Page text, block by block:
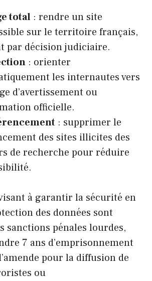
total : rendre un site
sur le territoire français,
par décision judiciaire.
: orienter
les internautes vers
d’avertissement ou
officielle.
: supprimer le
des sites illicites des
de recherche pour réduire
à garantir la sécurité en
des données sont
sanctions pénales lourdes,
7 ans d’emprisonnement
pour la diffusion de
ou